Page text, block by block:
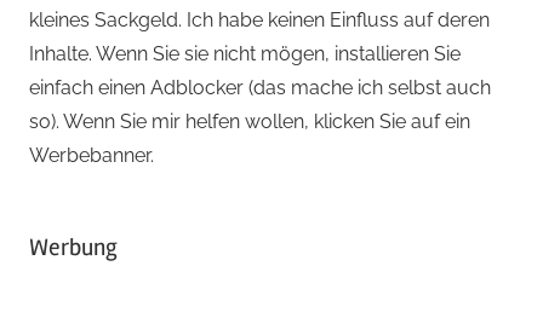
kleines Sackgeld. Ich habe keinen Einfluss auf deren
Inhalte. Wenn Sie sie nicht mögen, installieren Sie
einfach einen Adblocker (das mache ich selbst auch
so). Wenn Sie mir helfen wollen, klicken Sie auf ein
Werbebanner.
Werbung